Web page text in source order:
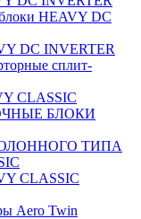
HEAVY DC
DC INVERTER
сплит-
CLASSIC
БЛОКИ
ТИПА
CLASSIC
Aero Twin